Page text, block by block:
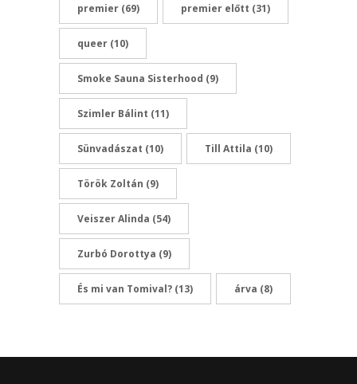
premier (69) premier előtt (31)
queer (10)
Smoke Sauna Sisterhood (9)
Szimler Bálint (11)
Sünvadászat (10) Till Attila (10)
Török Zoltán (9)
Veiszer Alinda (54)
Zurbó Dorottya (9)
És mi van Tomival? (13) árva (8)